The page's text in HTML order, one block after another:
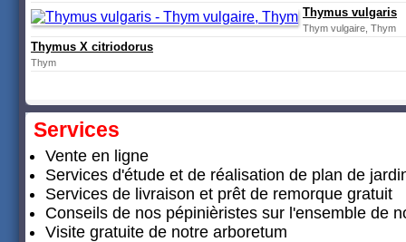
Thymus vulgaris
Thym vulgaire, Thym
Thymus X citriodorus
Thym
Services
Vente en ligne
Services d'étude et de réalisation de plan de
Services de livraison et prêt de remorque gratuit
Conseils de nos pépinièristes sur l'ensemble de
Visite gratuite de notre arboretum